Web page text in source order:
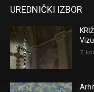
UREDNIČKI IZBOR
7.